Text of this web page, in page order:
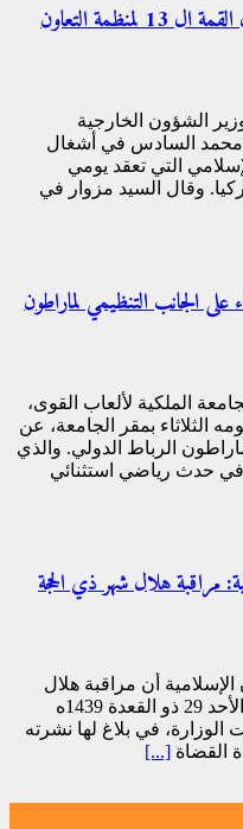
مزوار يمثل جلالة الملك في أشغال القمة ال 13 لمنظمة التعاون
الشؤون الخارجية
محمد السادس في أشغال
الإسلامي التي تعقد يومي
وقال السيد مزوار في
الجانب التنظيمي لماراطون
الملكية لألعاب القوى،
بمقر الجامعة، عن
الرباط الدولي. والذي
حدث رياضي استثنائي
مراقبة هلال شهر ذي الحجة
أن مراقبة هلال
شهر ذي الحجة ستكون بعد غد الأحد 29 ذو القعدة 1439ه
2018 م. وأهابت الوزارة، في بلاغ لها نشرته
القضاة [...]